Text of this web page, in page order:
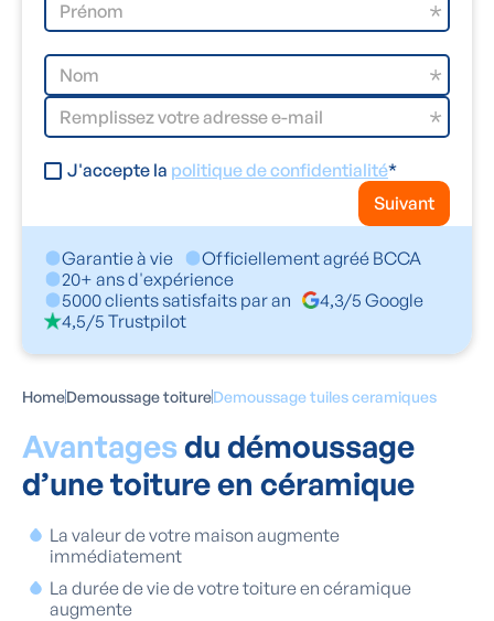
J'accepte la politique de confidentialité*
Suivant
Garantie à vie
Officiellement agréé BCCA
20+ ans d'expérience
5000 clients satisfaits par an
4,3/5 Google
4,5/5 Trustpilot
HomeDemoussage toitureDemoussage tuiles ceramiques
Avantagesdu démoussage
d’une toiture en céramique
La valeur de votre maison augmente
immédiatement
La durée de vie de votre toiture en céramique
augmente